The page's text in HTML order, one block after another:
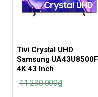
Tivi Crystal UHD
Samsung UA43U8500F
4K 43 Inch
11.230.000₫